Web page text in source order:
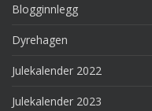
Blogginnlegg
Dyrehagen
Julekalender 2022
Julekalender 2023